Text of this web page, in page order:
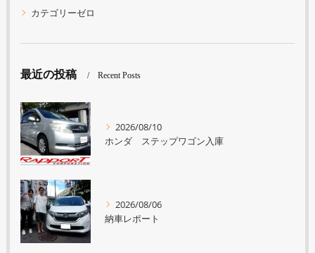
カテゴリーゼロ
最近の投稿 Recent Posts
2026/08/10
ホンダ ステップワゴン入庫
2026/08/06
納車レポート